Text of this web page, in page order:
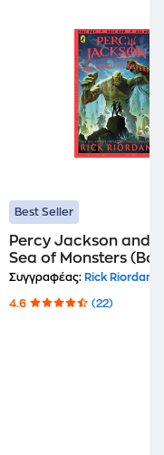
Best Seller
Percy Jackson and
Sea of Monsters
Συγγραφέας: Rick Riordan
4.6 (22)